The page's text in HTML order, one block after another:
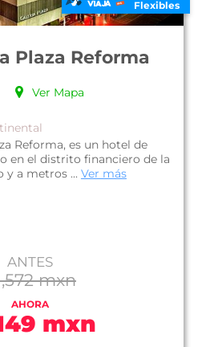
Flexibles
by Reforma
by Reforma Avenue, está
1 calle del Paseo de la Reforma,
ANTES
$1,016 mxn
AHORA
mxn